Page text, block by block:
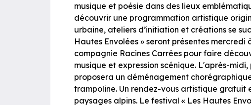
musique et poésie dans des lieux
découvrir une programmation artistique
urbaine, ateliers d’initiation et créations se
Hautes Envolées » seront présentes
compagnie Racines Carrées pour faire
musique et expression scénique. L'après-
proposera un déménagement
trampoline. Un rendez-vous artistique gratuit
paysages alpins. Le festival « Les Hautes